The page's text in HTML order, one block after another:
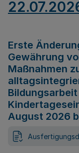
Erste
Gewährung
Maßnahmen
Bildungsarbeit
August 2026